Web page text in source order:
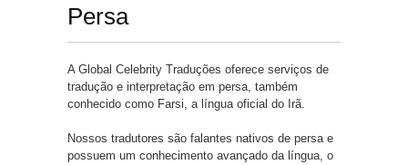
Persa
A Global Celebrity Traduções oferece serviços de
tradução e interpretação em persa, também
conhecido como Farsi, a língua oficial do Irã.
Nossos tradutores são falantes nativos de persa e
possuem um conhecimento avançado da língua, o